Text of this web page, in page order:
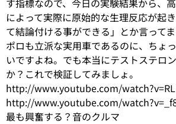
す指標なので、今日の実験結果から、
によって実際に原始的な生理反応が起
て結論付ける事ができる」とか言って
ポロも立派な実用車であるのに、ちょ
いですよね。でも本当にテストステロ
か？これで検証してみましょ。
http://www.youtube.com/
http://www.youtube.com/
最も興奮する？音のクルマ